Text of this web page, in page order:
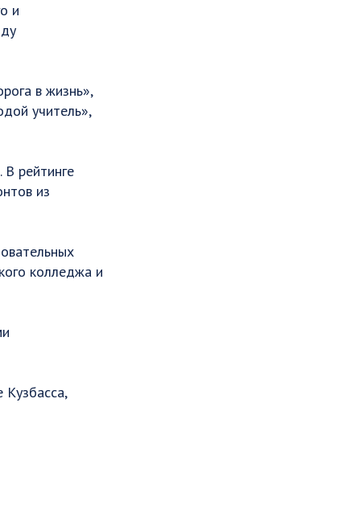
и
в жизнь»,
учитель»,
рейтинге
из
колледжа и
Кузбасса,